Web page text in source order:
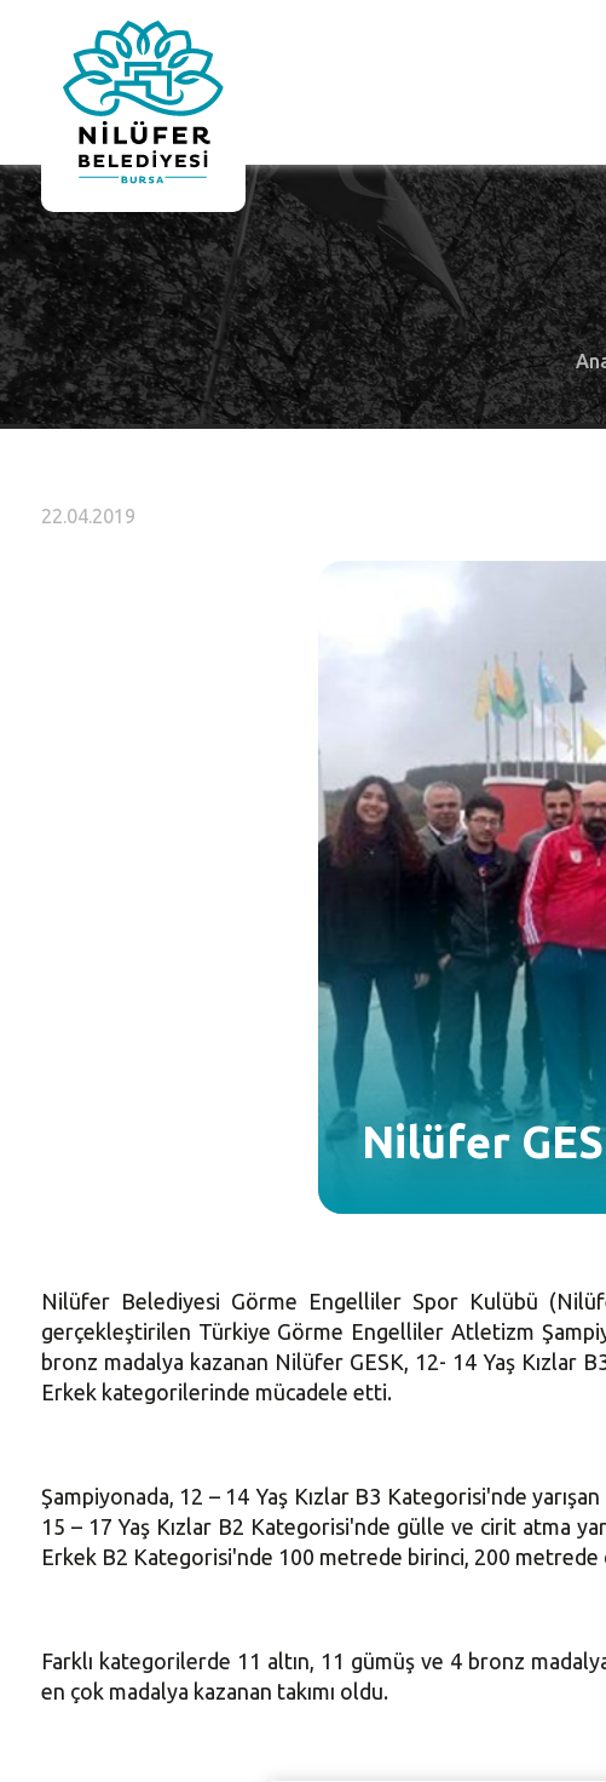
22.04.2019
Nilüfer
Nilüfer Belediyesi Görme Engelliler Spor Kulübü
gerçekleştirilen Türkiye Görme Engelliler Atletizm
bronz madalya kazanan Nilüfer GESK, 12- 14 Yaş Kızlar
Erkek kategorilerinde mücadele etti.
Şampiyonada, 12 – 14 Yaş Kızlar B3 Kategorisi'nde
15 – 17 Yaş Kızlar B2 Kategorisi'nde gülle ve cirit atma
Erkek B2 Kategorisi'nde 100 metrede birinci, 200 metrede
Farklı kategorilerde 11 altın, 11 gümüş ve 4 bronz
en çok madalya kazanan takımı oldu.